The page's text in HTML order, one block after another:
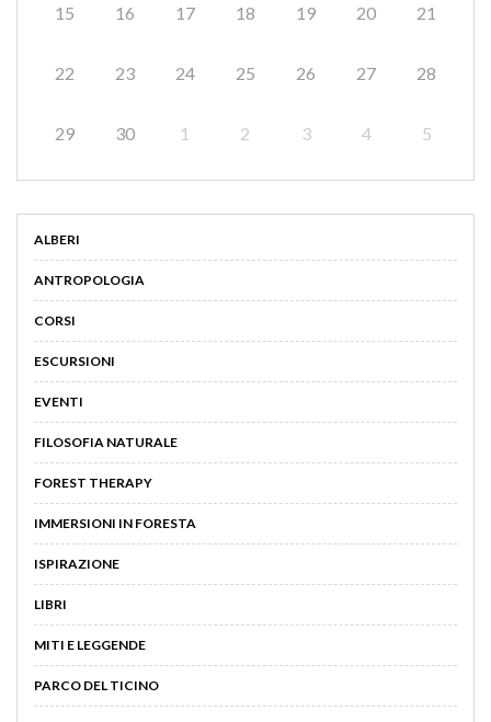
15 16 17 18 19 20 21
22 23 24 25 26 27 28
29 30 1 2 3 4 5
ALBERI
ANTROPOLOGIA
CORSI
ESCURSIONI
EVENTI
FILOSOFIA NATURALE
FOREST THERAPY
IMMERSIONI IN FORESTA
ISPIRAZIONE
LIBRI
MITI E LEGGENDE
PARCO DEL TICINO